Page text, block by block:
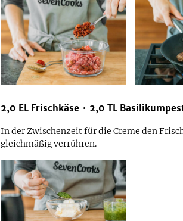
2,0 EL Frischkäse 2,0 TL
In der Zwischenzeit für die Creme den
gleichmäßig verrühren.